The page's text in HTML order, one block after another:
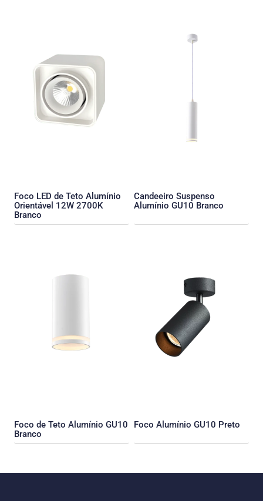
Foco LED de Teto Alumínio
Orientável 12W 2700K
Branco
Candeeiro Suspenso
Alumínio GU10 Branco
Foco de Teto Alumínio GU10
Branco
Foco Alumínio GU10 Preto